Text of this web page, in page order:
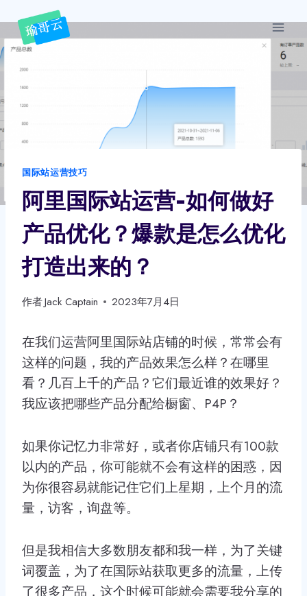
内
国际站运营技巧
阿里国际站运营-如何做好
产品优化？爆款是怎么优化
打造出来的？
作者Jack Captain 2023年7月4日
在我们运营阿里国际站店铺的时候，常常会有
这样的问题，我的产品效果怎么样？在哪里
看？几百上千的产品？它们最近谁的效果好？
我应该把哪些产品分配给橱窗、P4P？
如果你记忆力非常好，或者你店铺只有100款
以内的产品，你可能就不会有这样的困惑，因
为你很容易就能记住它们上星期，上个月的流
量，访客，询盘等。
但是我相信大多数朋友都和我一样，为了关键
词覆盖，为了在国际站获取更多的流量，上传
了很多产品，这个时候可能就会需要我分享的